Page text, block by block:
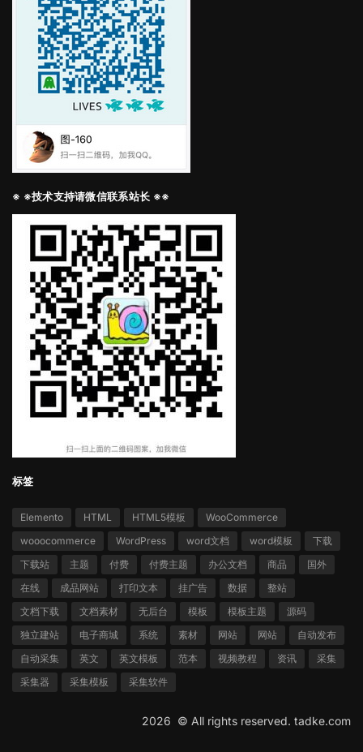
※ ※技术支持请微信联系站长 ※※
标签
Elemento HTML HTML5模板
WooCommerce
wooocommerce
WordPress word文档 word模板
下载
下载站
主题 付费 付费主题 办公文档 商品
国外
在线
成品网站 打印文本 挂广告 数据
整站
文档下载
文档素材 无后台 模板 模板主题
源码
独立建站
电子商城 系统 素材 网站 网站
自动发布
自动采集
英文 英文模板 范本 视频教程 资讯
采集
采集器
采集模板 采集软件
2026 © All rights reserved. tadke.com